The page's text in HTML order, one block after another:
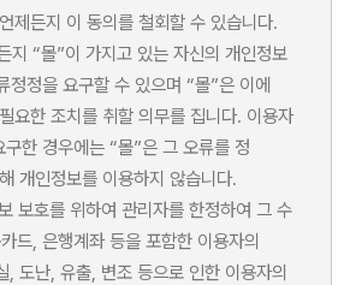
든지 이 동의를 철회할 수 있습니다.
“몰”이 가지고 있는 자신의 개인정보
정정을 요구할 수 있으며 “몰”은 이에
한 조치를 취할 의무를 집니다. 이용자
한 경우에는 “몰”은 그 오류를 정
개인정보를 이용하지 않습니다.
보호를 위하여 관리자를 한정하여 그 수
드, 은행계좌 등을 포함한 이용자의
도난, 유출, 변조 등으로 인한 이용자의